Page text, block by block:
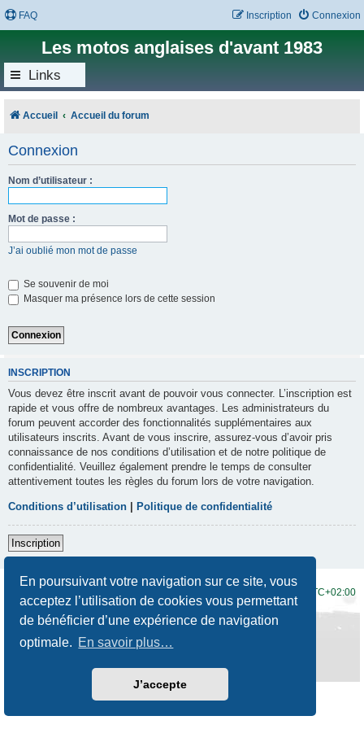
En poursuivant votre navigation sur ce site, vous
acceptez l’utilisation de cookies vous permettant
de bénéficier d’une expérience de navigation
optimale. En savoir plus…
J’accepte
FAQ Connexion
Inscription
Les motos anglaises d'avant 1983
Links
Accueil Accueil du forum
Connexion
Nom d’utilisateur :
Mot de passe :
J’ai oublié mon mot de passe
Se souvenir de moi
Masquer ma présence lors de cette session
INSCRIPTION
Vous devez être inscrit avant de pouvoir vous connecter. L’inscription est
rapide et vous offre de nombreux avantages. Les administrateurs du
forum peuvent accorder des fonctionnalités supplémentaires aux
utilisateurs inscrits. Avant de vous inscrire, assurez-vous d’avoir pris
connaissance de nos conditions d’utilisation et de notre politique de
confidentialité. Veuillez également prendre le temps de consulter
attentivement toutes les règles du forum lors de votre navigation.
Conditions d’utilisation Politique de confidentialité
Inscription
UTC+02:00
Développé par phpBB® Forum Software © phpBB Limited
Traduction française officielle
Prosilver New Edition
Confidentialité|Conditions